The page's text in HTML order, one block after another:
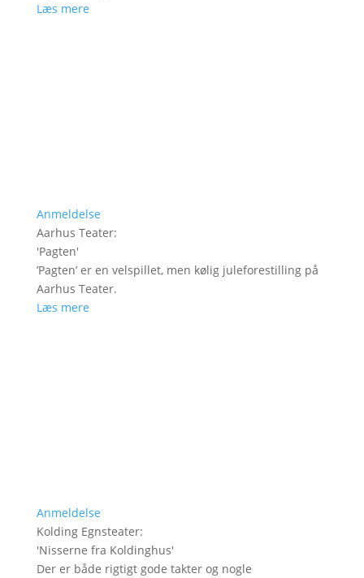
Læs mere
Anmeldelse
Aarhus Teater:
'Pagten'
’Pagten’ er en velspillet, men kølig juleforestilling på
Aarhus Teater.
Læs mere
Anmeldelse
Kolding Egnsteater:
'Nisserne fra Koldinghus'
Der er både rigtigt gode takter og nogle